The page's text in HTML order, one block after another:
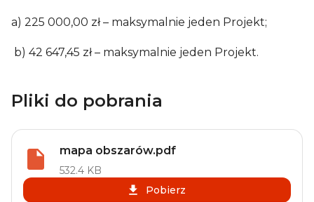
a) 225 000,00 zł – maksymalnie jeden Projekt;
b) 42 647,45 zł – maksymalnie jeden Projekt.
Pliki do pobrania
mapa obszarów.pdf
532.4 KB
Pobierz